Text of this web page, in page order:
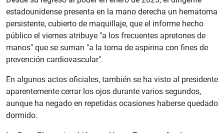
estadounidense presenta en la mano derecha un hematoma
persistente, cubierto de maquillaje, que el informe hecho
público el viernes atribuye "a los frecuentes apretones de
manos" que se suman "a la toma de aspirina con fines de
prevención cardiovascular".
En algunos actos oficiales, también se ha visto al presidente
aparentemente cerrar los ojos durante varios segundos,
aunque ha negado en repetidas ocasiones haberse quedado
dormido.